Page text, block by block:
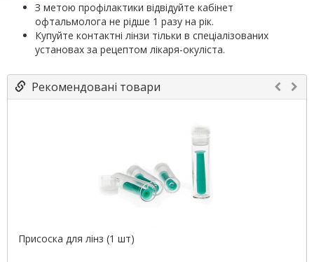
З метою профілактики відвідуйте кабінет
офтальмолога не рідше 1 разу на рік.
Купуйте контактні лінзи тільки в спеціалізованих
установах за рецептом лікаря-окуліста.
Рекомендовані товари
Присоска для лінз (1 шт)